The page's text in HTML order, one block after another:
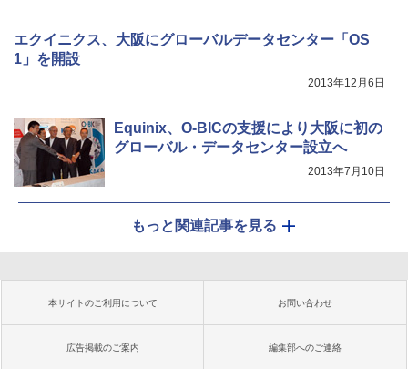
エクイニクス、大阪にグローバルデータセンター「OS
1」を開設
2013年12月6日
Equinix、O-BICの支援により大阪に初の
グローバル・データセンター設立へ
2013年7月10日
もっと関連記事を見る
本サイトのご利用について お問い合わせ
広告掲載のご案内 編集部へのご連絡